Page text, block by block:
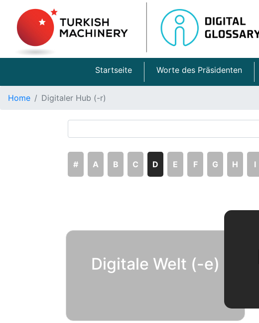
Startseite Worte des Präsidenten
Home Digitaler Hub (-r)
# A B C D E F G H I
Digitale Welt (-e)